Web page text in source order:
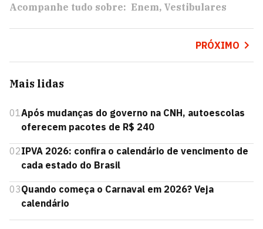
Acompanhe tudo sobre: Enem Vestibulares
PRÓXIMO
Mais lidas
01Após mudanças do governo na CNH, autoescolas
oferecem pacotes de R$ 240
02IPVA 2026: confira o calendário de vencimento de
cada estado do Brasil
03Quando começa o Carnaval em 2026? Veja
calendário